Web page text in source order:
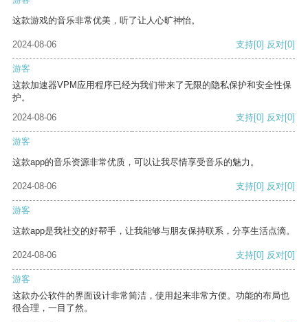
这款游戏的音乐非常优美，听了让人心旷神怡。
2024-08-06 支持[0] 反对[0]
游客
这款加速器VPM应用程序已经为我们带来了无限的隐私保护和安全性保
护。
2024-08-06
支持[0] 反对[0]
游客
这款app的音乐资源非常优质，可以让我尽情享受音乐的魅力。
2024-08-06 支持[0] 反对[0]
游客
这款app是我社交的好帮手，让我能够与朋友保持联系，分享生活点滴。
2024-08-06 支持[0] 反对[0]
游客
这款办公软件的界面设计非常简洁，使用起来非常方便。功能的布局也
很合理，一目了然。